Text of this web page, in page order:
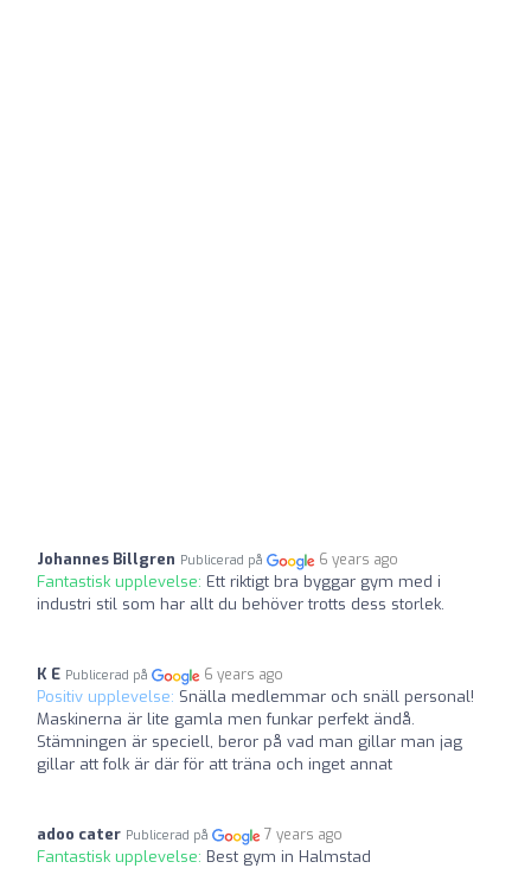
Johannes Billgren Publicerad på 6 years ago
Fantastisk upplevelse: Ett riktigt bra byggar gym med i
industri stil som har allt du behöver trotts dess storlek.
K E Publicerad på 6 years ago
Positiv upplevelse: Snälla medlemmar och snäll personal!
Maskinerna är lite gamla men funkar perfekt ändå.
Stämningen är speciell, beror på vad man gillar man jag
gillar att folk är där för att träna och inget annat
adoo cater Publicerad på 7 years ago
Fantastisk upplevelse: Best gym in Halmstad